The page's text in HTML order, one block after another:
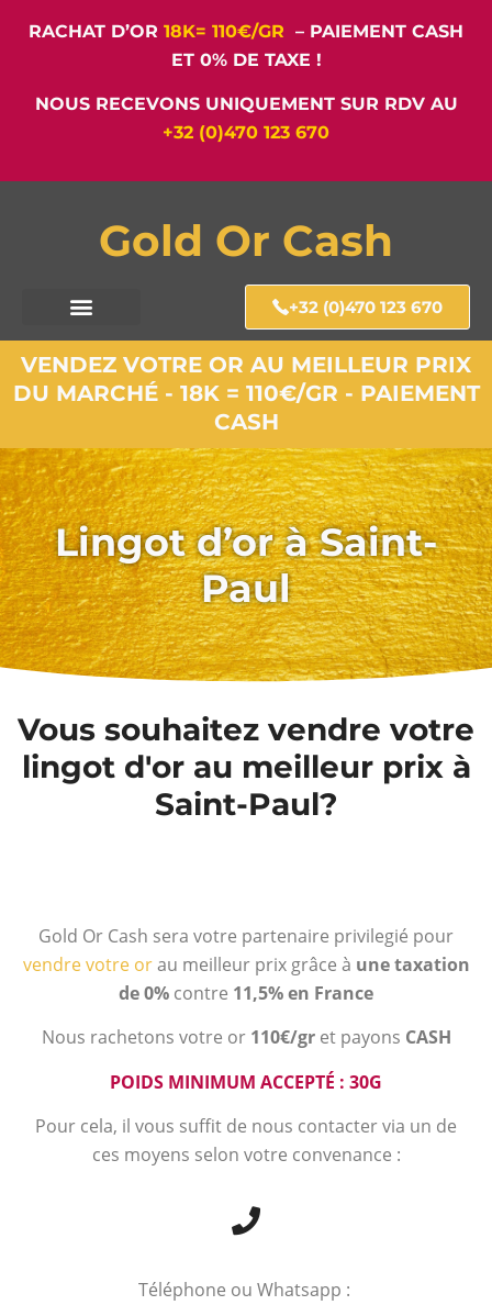
RACHAT D’OR 18K= 110€/GR – PAIEMENT CASH
ET 0% DE TAXE !
NOUS RECEVONS UNIQUEMENT SUR RDV AU
+32 (0)470 123 670
Gold Or Cash
+32 (0)470 123 670
VENDEZ VOTRE OR AU MEILLEUR PRIX
DU MARCHÉ - 18K = 110€/GR - PAIEMENT
CASH
Lingot d’or à Saint-
Paul
Vous souhaitez vendre votre
lingot d'or au meilleur prix à
Saint-Paul?
Gold Or Cash sera votre partenaire privilegié pour
vendre votre orau meilleur prix grâce à une taxation
de 0% contre 11,5% en France
Nous rachetons votre or 110€/gr et payons CASH
POIDS MINIMUM ACCEPTÉ : 30G
Pour cela, il vous suffit de nous contacter via un de
ces moyens selon votre convenance :
Téléphone ou Whatsapp :